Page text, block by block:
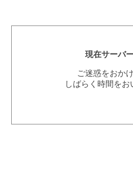
現在サーバ
ご迷惑をおか
しばらく時間を